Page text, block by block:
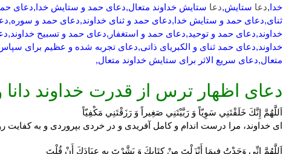
خدا,دعا ستایش,دعا ستایش خداوند متعال,دعای حمد و ستایش خدا,دعای
ثنای,دعای حمد و ستایش خدا,دعای حمد و ثنای خداوند,دعای حمد و
خداوند,دعای حمد و توحید,دعای حمد و استغفار,دعای حمد و تسبیح
خداوند,دعای حمد ثنای و الکبریای ذاتی,دعای تجربه شده و عظیم برای
متعال,دعای سریع الاثر برای ستایش خداوند متعال,
دعای اظهار ترس از قدرت خداوند دانا
اَللَّهُمَّ إِنَّكَ خَلَقْتَنِي سَوِيّاً وَ رَبَّيْتَنِي صَغِيراً وَ رَزَقْتَنِي مَكْفِيّاً
اى خداوند، مرا درست اندام و كامل آفريدى و در خردى بپروردى و به كفايت
اَللَّهُمَّ إِنِّي وَجَدْتُ فِيمَا أَنْزَلْتَ مِنْ كِتَابِكَ وَ بَشَّرْتَ بِهِ عِبَادَكَ أَنْ قُلْتَ‏